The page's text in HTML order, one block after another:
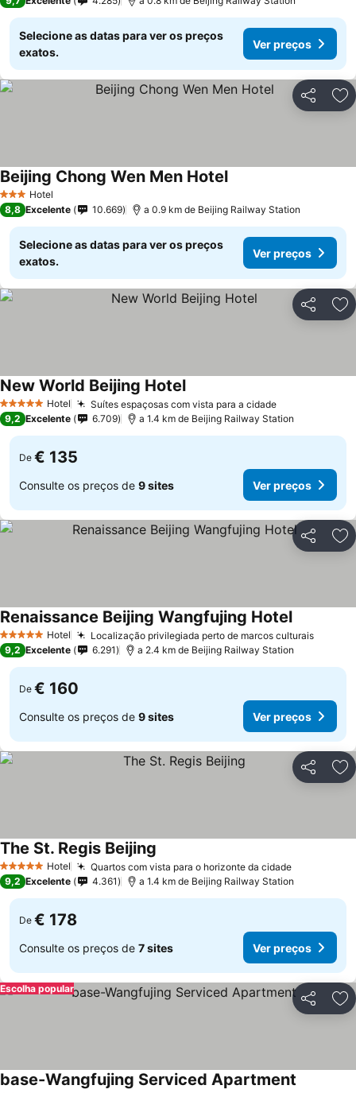
Selecione as datas para ver os preços
exatos.
Ver preços
Partilhar
3 EstrelasHotel
Beijing Chong Wen Men Hotel
8,8 Excelente 10.669 a 0.9 km de Beijing Railway Station
Selecione as datas para ver os preços
exatos.
Ver preços
Partilhar
5 Estrelas Hotel Suítes espaçosas com vista para a cidade
New World Beijing Hotel
9,2 Excelente 6.709 a 1.4 km de Beijing Railway Station
De € 135
Consulte os preços de 9 sites Ver preços
Partilhar
5 Estrelas Hotel Localização privilegiada perto de marcos culturais
Renaissance Beijing Wangfujing Hotel
9,2 Excelente 6.291 a 2.4 km de Beijing Railway Station
De € 160
Consulte os preços de 9 sites Ver preços
Partilhar
5 Estrelas Hotel Quartos com vista para o horizonte da cidade
The St. Regis Beijing
9,2 Excelente 4.361 a 1.4 km de Beijing Railway Station
De € 178
Consulte os preços de 7 sites Ver preços
Partilhar
Escolha popular
base-Wangfujing Serviced Apartment